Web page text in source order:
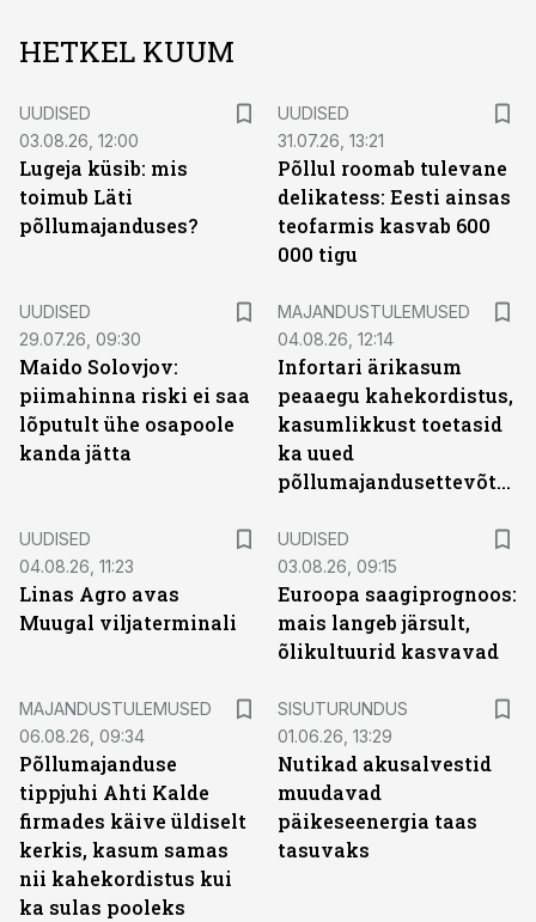
HETKEL KUUM
UUDISED
03.08.26, 12:00
Lugeja küsib: mis
toimub Läti
põllumajanduses?
UUDISED
31.07.26, 13:21
Põllul roomab tulevane
delikatess: Eesti ainsas
teofarmis kasvab 600
000 tigu
UUDISED
29.07.26, 09:30
Maido Solovjov:
piimahinna riski ei saa
lõputult ühe osapoole
kanda jätta
MAJANDUSTULEMUSED
04.08.26, 12:14
Infortari ärikasum
peaaegu kahekordistus,
kasumlikkust toetasid
ka uued
põllumajandusettevõtted
UUDISED
04.08.26, 11:23
Linas Agro avas
Muugal viljaterminali
UUDISED
03.08.26, 09:15
Euroopa saagiprognoos:
mais langeb järsult,
õlikultuurid kasvavad
MAJANDUSTULEMUSED
06.08.26, 09:34
Põllumajanduse
tippjuhi Ahti Kalde
firmades käive üldiselt
kerkis, kasum samas
nii kahekordistus kui
ka sulas pooleks
SISUTURUNDUS
01.06.26, 13:29
Nutikad akusalvestid
muudavad
päikeseenergia taas
tasuvaks